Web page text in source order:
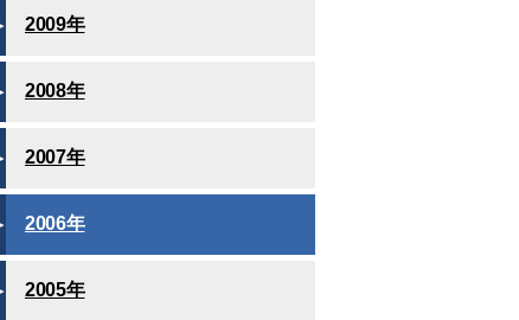
2009年
2008年
2007年
2006年
2005年